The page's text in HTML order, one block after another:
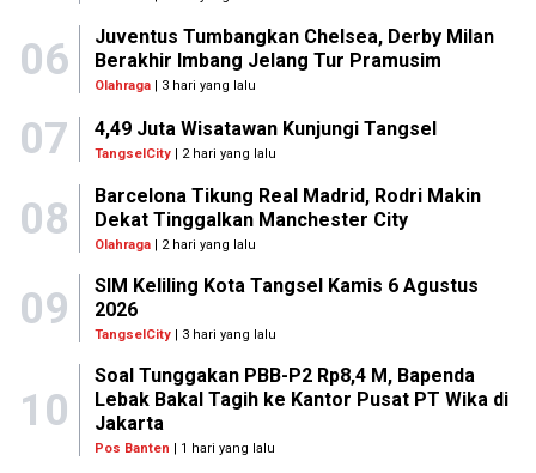
06
Juventus Tumbangkan Chelsea, Derby Milan
Berakhir Imbang Jelang Tur Pramusim
Olahraga| 3 hari yang lalu
07 4,49 Juta Wisatawan Kunjungi Tangsel
TangselCity | 2 hari yang lalu
08
Barcelona Tikung Real Madrid, Rodri Makin
Dekat Tinggalkan Manchester City
Olahraga| 2 hari yang lalu
09
SIM Keliling Kota Tangsel Kamis 6 Agustus
2026
TangselCity| 3 hari yang lalu
10
Soal Tunggakan PBB-P2 Rp8,4 M, Bapenda
Lebak Bakal Tagih ke Kantor Pusat PT Wika di
Jakarta
Pos Banten | 1 hari yang lalu